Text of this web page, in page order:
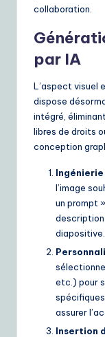
collaboration.
par IA
L’aspect visuel
dispose
intégré,
libres de droits
conception
l’image
un prompt
diapositive.
etc.) pour
assurer
Insertion